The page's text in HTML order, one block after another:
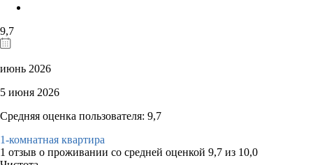
9,7
июнь 2026
5 июня 2026
Средняя оценка пользователя: 9,7
1-комнатная квартира
1 отзыв о проживании со средней оценкой 9,7 из 10,0